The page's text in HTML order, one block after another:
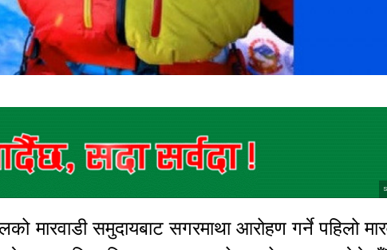
मारवाडी समुदायबाट सगरमाथा आरोहण गर्ने पहिलो